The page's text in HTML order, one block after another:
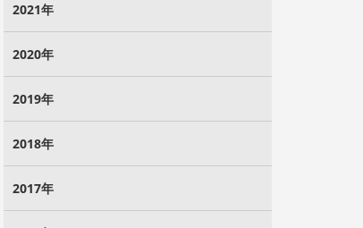
2021年
2020年
2019年
2018年
2017年